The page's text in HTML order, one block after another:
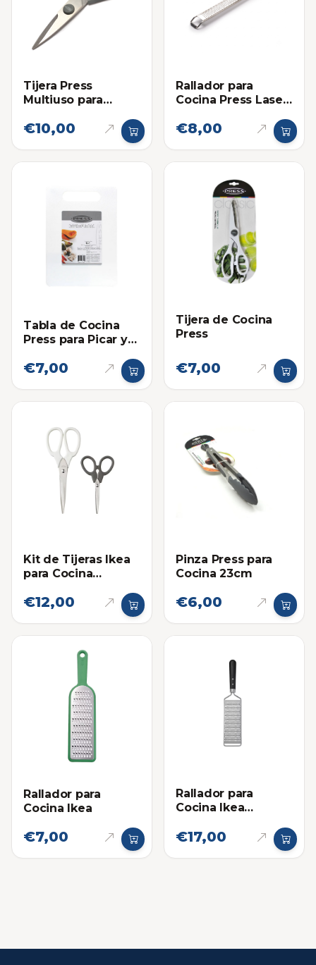
Tijera Press
Multiuso para
€10,00
Rallador para
Cocina Press Laser
€8,00
Tabla de Cocina
Press para Picar y
€7,00
Tijera de Cocina
Press
€7,00
Kit de Tijeras Ikea
para Cocina
€12,00
Pinza Press para
Cocina 23cm
€6,00
Rallador para
Cocina Ikea
€7,00
Rallador para
Cocina Ikea
€17,00